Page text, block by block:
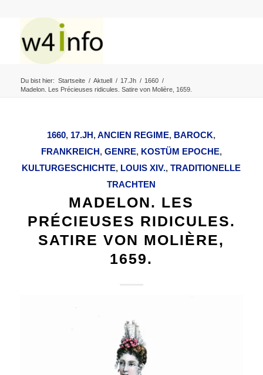
Du bist hier: Startseite / Aktuell / 17.Jh / 1660 /
Madelon. Les Précieuses ridicules. Satire von Molière, 1659.
1660, 17.JH,ANCIEN REGIME, BAROCK,
FRANKREICH, GENRE, KOSTÜM EPOCHE,
KULTURGESCHICHTE, LOUIS XIV.,TRADITIONELLE
TRACHTEN
MADELON. LES
PRÉCIEUSES RIDICULES.
SATIRE VON MOLIÈRE,
1659.